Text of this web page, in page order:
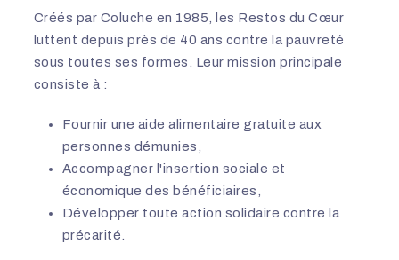
Créés par Coluche en 1985, les Restos du Cœur
luttent depuis près de 40 ans contre la pauvreté
sous toutes ses formes. Leur mission principale
consiste à :
Fournir une aide alimentaire gratuite aux
personnes démunies,
Accompagner l'insertion sociale et
économique des bénéficiaires,
Développer toute action solidaire contre la
précarité.